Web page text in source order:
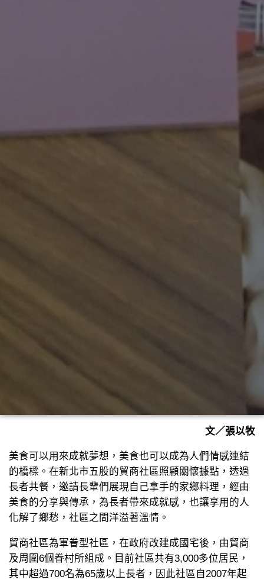
文／張以牧
美食可以用來成就夢想，美食也可以成為人們情感連結
的橋樑。在新北市五股的貿商社區照顧關懷據點，透過
長者共餐，邀請長輩們展現自己拿手的家鄉料理，經由
美食的分享與傳承，為長者帶來成就感，也讓享用的人
化解了鄉愁，社區之間洋溢著溫情。
貿商社區為軍眷型社區，在政府改建成國宅後，由貿商
及周圍6個眷村所組成。目前社區共有3,000多位居民，
其中超過700名為65歲以上長者，因此社區自2007年起